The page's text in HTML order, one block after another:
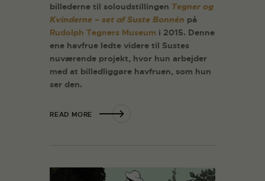
billederne til soloudstillingen Tegner og
Kvinderne – set af Suste Bonnén på
Rudolph Tegners Museum i 2015. Denne
ene havfrue ledte videre til Sustes
nuværende projekt, hvor hun arbejder
med at billedliggøre havfruen, som hun
ser den.
READ MORE